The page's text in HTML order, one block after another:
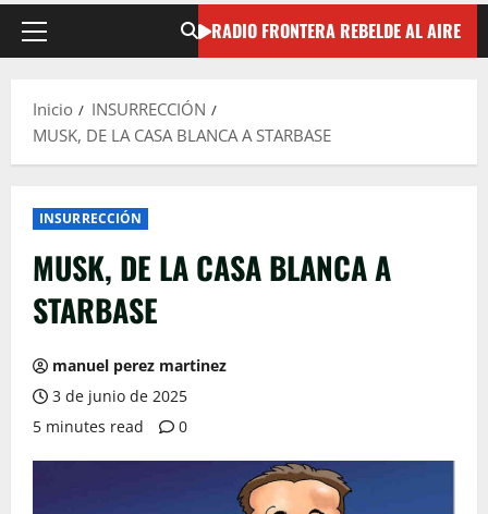
Menú
RADIO FRONTERA REBELDE AL AIRE
Inicio
INSURRECCIÓN
MUSK, DE LA CASA BLANCA A STARBASE
INSURRECCIÓN
MUSK, DE LA CASA BLANCA A
STARBASE
manuel perez martinez
3 de junio de 2025
5 minutes read
0